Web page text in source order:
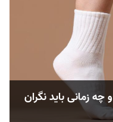
زمانی باید نگران